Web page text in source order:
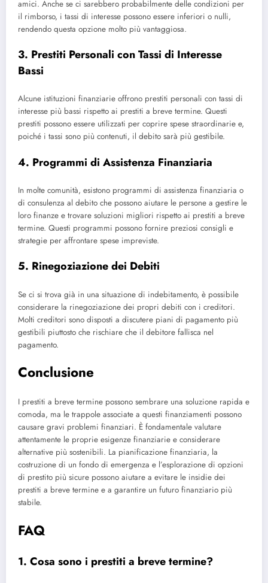
amici. Anche se ci sarebbero probabilmente delle condizioni per
il rimborso, i tassi di interesse possono essere inferiori o nulli,
rendendo questa opzione molto più vantaggiosa.
3. Prestiti Personali con Tassi di Interesse
Bassi
Alcune istituzioni finanziarie offrono prestiti personali con tassi di
interesse più bassi rispetto ai prestiti a breve termine. Questi
prestiti possono essere utilizzati per coprire spese straordinarie e,
poiché i tassi sono più contenuti, il debito sarà più gestibile.
4. Programmi di Assistenza Finanziaria
In molte comunità, esistono programmi di assistenza finanziaria o
di consulenza al debito che possono aiutare le persone a gestire le
loro finanze e trovare soluzioni migliori rispetto ai prestiti a breve
termine. Questi programmi possono fornire preziosi consigli e
strategie per affrontare spese impreviste.
5. Rinegoziazione dei Debiti
Se ci si trova già in una situazione di indebitamento, è possibile
considerare la rinegoziazione dei propri debiti con i creditori.
Molti creditori sono disposti a discutere piani di pagamento più
gestibili piuttosto che rischiare che il debitore fallisca nel
pagamento.
Conclusione
I prestiti a breve termine possono sembrare una soluzione rapida e
comoda, ma le trappole associate a questi finanziamenti possono
causare gravi problemi finanziari. È fondamentale valutare
attentamente le proprie esigenze finanziarie e considerare
alternative più sostenibili. La pianificazione finanziaria, la
costruzione di un fondo di emergenza e l’esplorazione di opzioni
di prestito più sicure possono aiutare a evitare le insidie dei
prestiti a breve termine e a garantire un futuro finanziario più
stabile.
FAQ
1. Cosa sono i prestiti a breve termine?